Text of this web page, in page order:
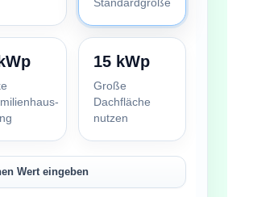
15 kWp
Große
Dachfläche
nutzen
Wert eingeben